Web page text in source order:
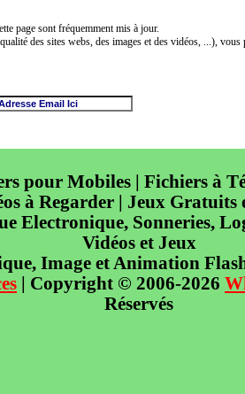
page sont fréquemment mis à jour.
des sites webs, des images et des vidéos, ...),
pour Mobiles | Fichiers à
à Regarder | Jeux Gratuits
Electronique, Sonneries,
Vidéos et Jeux
Image et Animation
| Copyright © 2006-2026
Réservés